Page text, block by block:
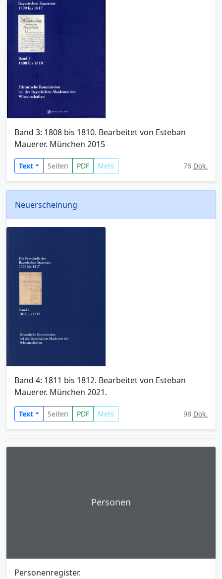
Band 3: 1808 bis 1810. Bearbeitet von Esteban
Mauerer. München 2015
Text Seiten PDF Mets 76 Dok.
Neuerscheinung
Band 4: 1811 bis 1812. Bearbeitet von Esteban
Mauerer. München 2021.
Text Seiten PDF Mets 98 Dok.
Personen
Personenregister.